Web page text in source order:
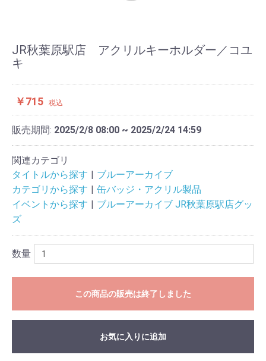
JR秋葉原駅店 アクリルキーホルダー／コユ
キ
￥715 税込
販売期間: 2025/2/8 08:00 ~ 2025/2/24 14:59
関連カテゴリ
タイトルから探す
ブルーアーカイブ
カテゴリから探す
缶バッジ・アクリル製品
イベントから探す
ブルーアーカイブ JR秋葉原駅店グッ
ズ
数量
この商品の販売は終了しました
お気に入りに追加